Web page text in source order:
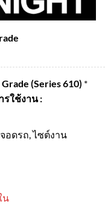
(Series 610) *
รใช้งาน :
อดรถ, ไซต์งาน
น